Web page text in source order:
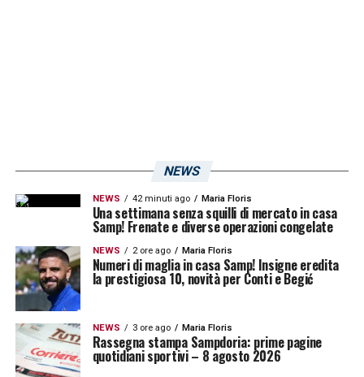
NEWS
NEWS 42 minuti ago Maria Floris
Una settimana senza squilli di mercato in casa
Samp! Frenate e diverse operazioni congelate
NEWS 2 ore ago Maria Floris
Numeri di maglia in casa Samp! Insigne eredita
la prestigiosa 10, novità per Conti e Begić
NEWS 3 ore ago Maria Floris
Rassegna stampa Sampdoria: prime pagine
quotidiani sportivi – 8 agosto 2026